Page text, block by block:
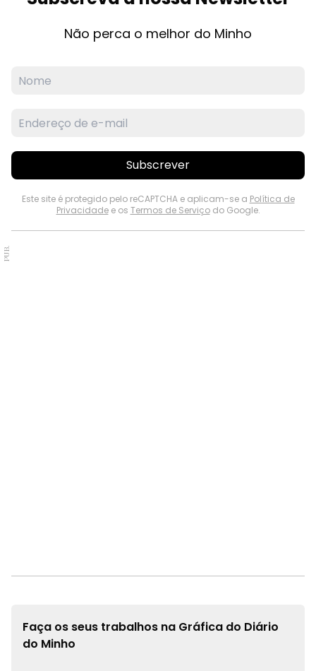
Não perca o melhor do Minho
Subscrever
Este site é protegido pelo reCAPTCHA e aplicam-se a Política de
Privacidadee os Termos de Serviçodo Google.
PUB.
Faça os seus trabalhos na Gráfica do Diário
do Minho